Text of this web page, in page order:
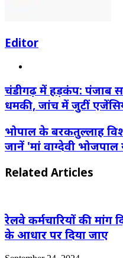
Editor
चंडीगढ़ में हड़कंप: पंजाब
धमकी, जांच में जुटीं
भोपाल के बरकतुल्लाह
जानें 'मां वाग्देवी
Related Articles
रेलवे कर्मचारियों की
के आधार पर दिया जाए